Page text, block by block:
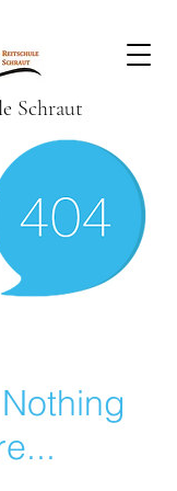
Schraut